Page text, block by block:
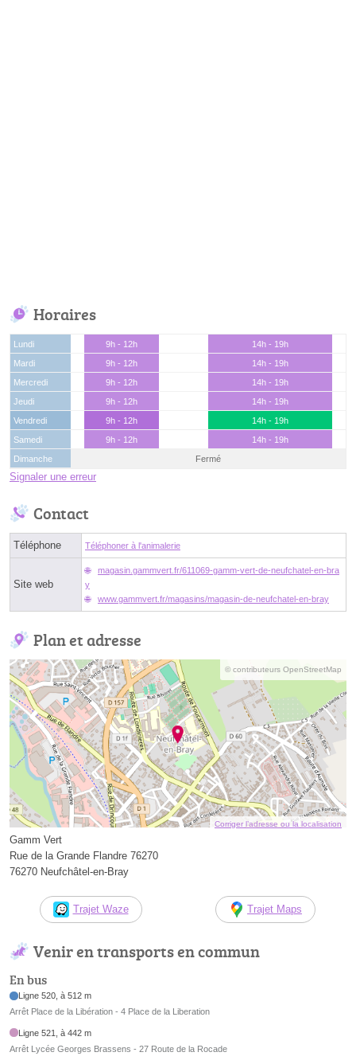
Horaires
Lundi 9h - 12h
14h - 19h
Mardi
9h - 12h
14h - 19h
Mercredi
9h - 12h
14h - 19h
Jeudi
9h - 12h
14h - 19h
Vendredi
9h - 12h
14h - 19h
Samedi
9h - 12h
14h - 19h
Dimanche
Fermé
Signaler une erreur
Contact
Téléphone Téléphoner à l'animalerie
Site web
magasin.gammvert.fr/611069-gamm-vert-de-neufchatel-en-bra
y
www.gammvert.fr/magasins/magasin-de-neufchatel-en-bray
Plan et adresse
© contributeurs OpenStreetMap
Corriger l’adresse ou la localisation
Gamm Vert
Rue de la Grande Flandre 76270
76270 Neufchâtel-en-Bray
Trajet Waze Trajet Maps
Venir en transports en commun
En bus
Ligne 520, à 512 m
Arrêt Place de la Libération - 4 Place de la Liberation
Ligne 521, à 442 m
Arrêt Lycée Georges Brassens - 27 Route de la Rocade